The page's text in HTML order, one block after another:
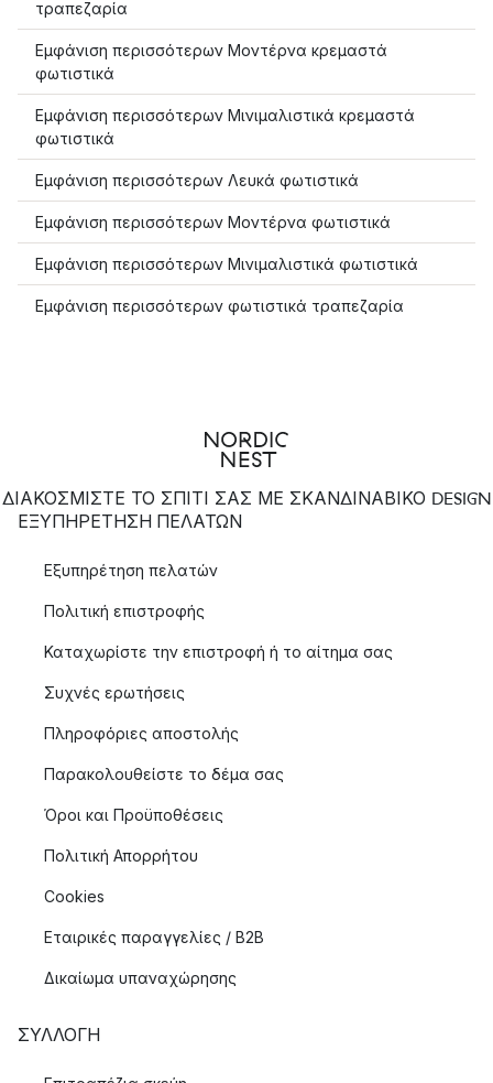
τραπεζαρία
Εμφάνιση περισσότερων Μοντέρνα κρεμαστά
φωτιστικά
Εμφάνιση περισσότερων Μινιμαλιστικά κρεμαστά
φωτιστικά
Εμφάνιση περισσότερων Λευκά φωτιστικά
Εμφάνιση περισσότερων Μοντέρνα φωτιστικά
Εμφάνιση περισσότερων Μινιμαλιστικά φωτιστικά
Εμφάνιση περισσότερων φωτιστικά τραπεζαρία
ΔΙΑΚΟΣΜΙΣΤΕ ΤΟ ΣΠΙΤΙ ΣΑΣ ΜΕ ΣΚΑΝΔΙΝΑΒΙΚΟ DESIGN
ΕΞΥΠΗΡΈΤΗΣΗ ΠΕΛΑΤΏΝ
Εξυπηρέτηση πελατών
Πολιτική επιστροφής
Καταχωρίστε την επιστροφή ή το αίτημα σας
Συχνές ερωτήσεις
Πληροφόριες αποστολής
Παρακολουθείστε το δέμα σας
Όροι και Προϋποθέσεις
Πολιτική Απορρήτου
Cookies
Εταιρικές παραγγελίες / B2B
Δικαίωμα υπαναχώρησης
ΣΥΛΛΟΓΉ